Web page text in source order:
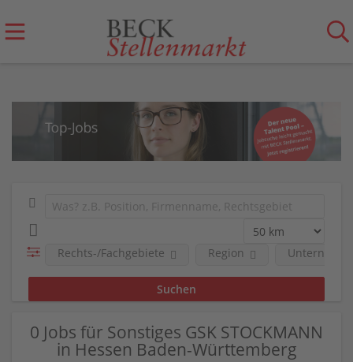
Rechts-/Fachgebiete Region
0 Jobs für Sonstiges GSK STOCKMANN
in Hessen Baden-Württemberg